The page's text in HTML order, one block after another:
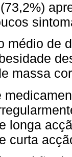
médio de
massa
longa
curta